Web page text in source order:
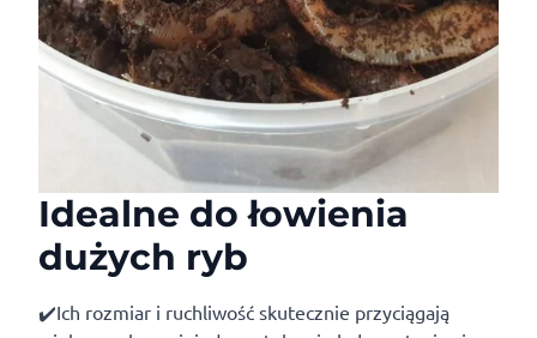
Idealne do łowienia
dużych ryb
✔️Ich rozmiar i ruchliwość skutecznie przyciągają